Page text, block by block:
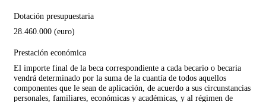
Dotación presupuestaria
28.460.000 (euro)
Prestación económica
El importe final de la beca correspondiente a cada becario o becaria
vendrá determinado por la suma de la cuantía de todos aquellos
componentes que le sean de aplicación, de acuerdo a sus circunstancias
personales, familiares, económicas y académicas, y al régimen de